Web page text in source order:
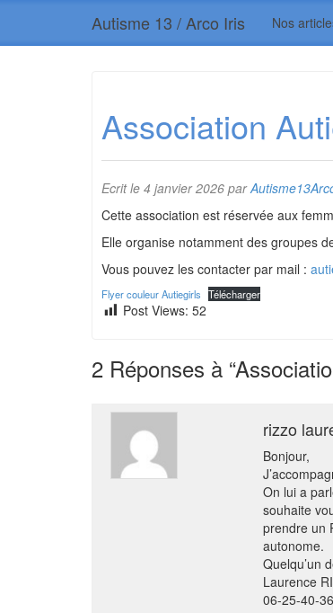
Autisme 13 / Arco Iris Nos
Association
Ecrit le 4 janvier 2026 par
Cette association est réservée aux
Elle organise notamment des groupes
Vous pouvez les contacter par mail :
Flyer couleur Autiegirls Télécharger
Post Views: 52
2 Réponses à
rizzo
Bonjour,
On lui a
souhaite
prendre un
autonome.
Quelqu’un
Laurence
06-25-40-